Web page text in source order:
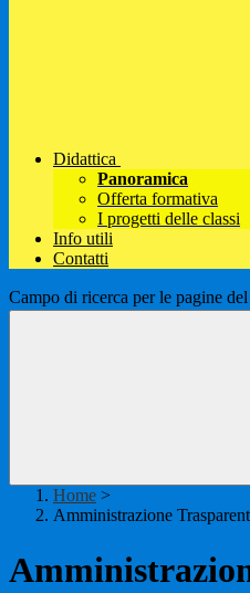
Didattica
Panoramica
Offerta formativa
I progetti delle classi
Info utili
Contatti
Campo di ricerca per le pagine
Home >
Amministrazione